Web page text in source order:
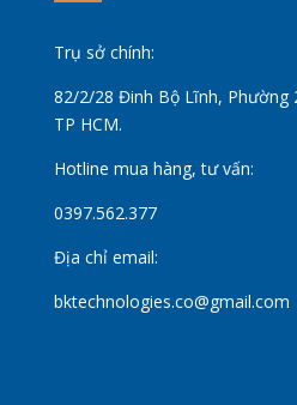
Trụ sở chính:
82/2/28 Đinh Bộ Lĩnh, Phường
TP HCM.
Hotline mua hàng, tư vấn:
0397.562.377
Địa chỉ email:
bktechnologies.co@gmail.com